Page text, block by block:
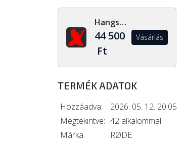
Hangszerdiszkont.hu
44 500
Ft
Vásárlás
TERMÉK ADATOK
Hozzáadva:
2026. 05. 12. 20:05
Megtekintve: 42 alkalommal
Márka:
RØDE